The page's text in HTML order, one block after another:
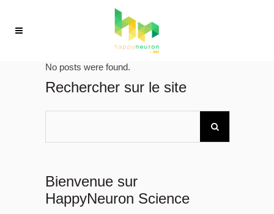
No posts were found.
Rechercher sur le site
Bienvenue sur
HappyNeuron Science